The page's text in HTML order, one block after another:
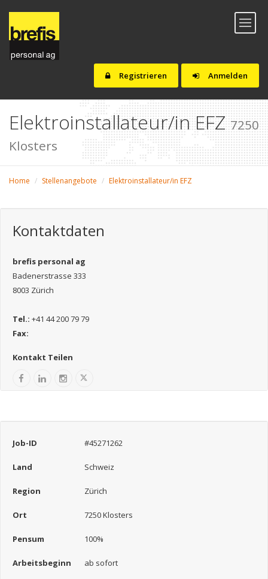
Anmelden
Registrieren
Toggle
Elektroinstallateur/in EFZ7250
Klosters
Home Stellenangebote Elektroinstallateur/in EFZ
Kontaktdaten
brefis personal ag
Badenerstrasse 333
8003 Zürich
Tel.: +41 44 200 79 79
Fax:
Kontakt Teilen
Job-ID #45271262
Land Schweiz
Region Zürich
Ort 7250 Klosters
Pensum 100%
Arbeitsbeginn ab sofort